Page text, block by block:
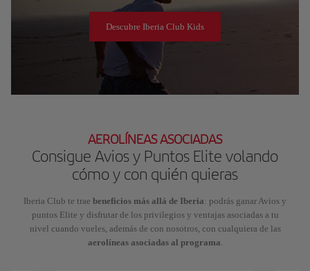
Descubre Iberia Club Kids
AEROLÍNEAS ASOCIADAS
Consigue Avios y Puntos Elite volando
cómo y con quién quieras
Iberia Club te trae beneficios más allá de Iberia: podrás ganar Avios y
puntos Elite y disfrutar de los privilegios y ventajas asociadas a tu
nivel cuando vueles, además de con nosotros, con cualquiera de las
aerolíneas asociadas al programa.